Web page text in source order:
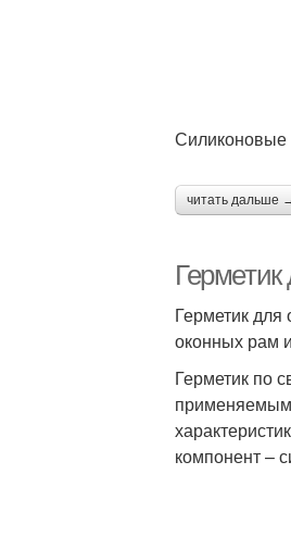
Силиконовые
читать дальше
Герметик
оконных рам
Герметик по
применяемым
компонент –